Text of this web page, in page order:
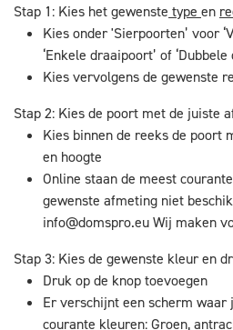
Stap 1: Kies het gewenste type en
Kies onder 'Sierpoorten’ voor
‘Enkele draaipoort’ of
Kies vervolgens de gewenste
Stap 2: Kies de poort met de juiste
Kies binnen de reeks de poort
en hoogte
Online staan de meest
gewenste afmeting niet
info@domspro.euWij maken
Stap 3: Kies de gewenste kleur en
Druk op de knop toevoegen
Er verschijnt een scherm
courante kleuren: Groen,